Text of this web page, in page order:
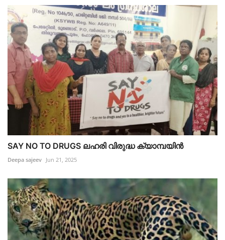
SAY NO TO DRUGS ലഹരി വിരുദ്ധ ക്യാമ്പയിൻ
Deepa sajeev Jun 21, 2025